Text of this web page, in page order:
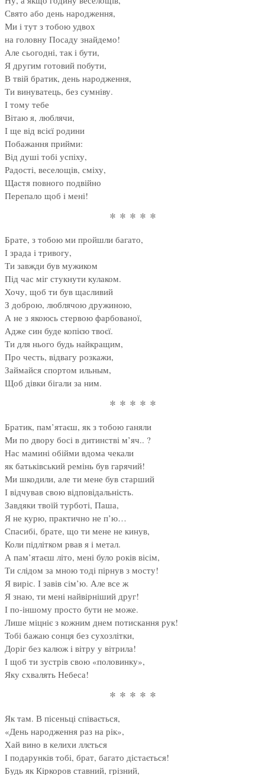
Свято або день народження,
Ми і тут з тобою удвох
на головну Посаду знайдемо!
Але сьогодні, так і бути,
Я другим готовий побути,
В твій братик, день народження,
Ти винуватець, без сумніву.
І тому тебе
Вітаю я, люблячи,
І ще від всієї родини
Побажання прийми:
Від душі тобі успіху,
Радості, веселощів, сміху,
Щастя повного подвійно
Перепало щоб і мені!
* * * * *
Брате, з тобою ми пройшли багато,
І зрада і тривогу,
Ти завжди був мужиком
Під час міг стукнути кулаком.
Хочу, щоб ти був щасливий
З доброю, люблячою дружиною,
А не з якоюсь стервою фарбованої,
Адже син буде копією твоєї.
Ти для нього будь найкращим,
Про честь, відвагу розкажи,
Займайся спортом ильным,
Щоб дівки бігали за ним.
* * * * *
Братик, пам’ятаєш, як з тобою ганяли
Ми по двору босі в дитинстві м’яч.. ?
Нас мамині обійми вдома чекали
як батьківський ремінь був гарячий!
Ми шкодили, але ти мене був старший
І відчував свою відповідальність.
Завдяки твоїй турботі, Паша,
Я не курю, практично не п’ю…
Спасибі, брате, що ти мене не кинув,
Коли підлітком рвав я і метал.
А пам’ятаєш літо, мені було років вісім,
Ти слідом за мною тоді пірнув з мосту!
Я виріс. І завів сім’ю. Але все ж
Я знаю, ти мені найвірніший друг!
І по-іншому просто бути не може.
Лише міцніє з кожним днем потискання рук!
Тобі бажаю сонця без сухозлітки,
Доріг без калюж і вітру у вітрила!
І щоб ти зустрів свою «половинку»,
Яку схвалять Небеса!
* * * * *
Як там. В пісеньці співається,
«День народження раз на рік»,
Хай вино в келихи ллється
І подарунків тобі, брат, багато дістається!
Будь як Кіркоров ставний, грізний,